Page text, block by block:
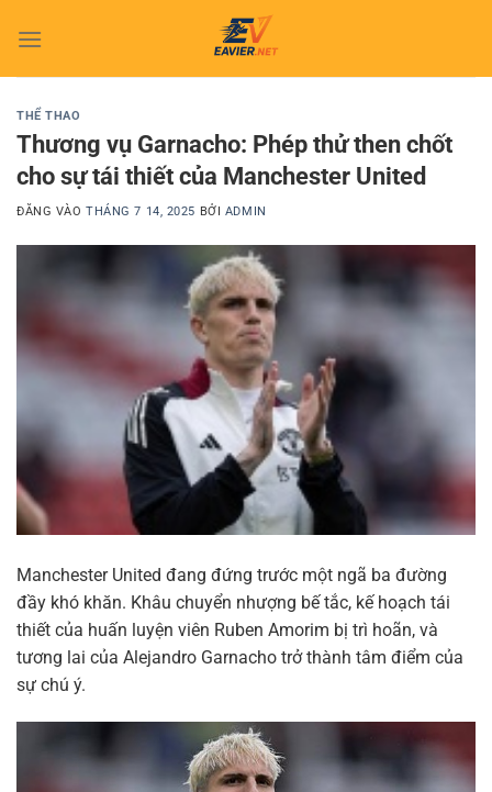
qua
THỂ THAO
Thương vụ Garnacho: Phép thử then chốt
cho sự tái thiết của Manchester United
ĐĂNG VÀOTHÁNG 7 14, 2025 BỞI ADMIN
Manchester United đang đứng trước một ngã ba đường
đầy khó khăn. Khâu chuyển nhượng bế tắc, kế hoạch tái
thiết của huấn luyện viên Ruben Amorim bị trì hoãn, và
tương lai của Alejandro Garnacho trở thành tâm điểm của
sự chú ý.